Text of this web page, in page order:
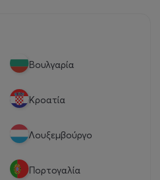
Βουλγαρία
Κροατία
Λουξεμβούργο
Πορτογαλία